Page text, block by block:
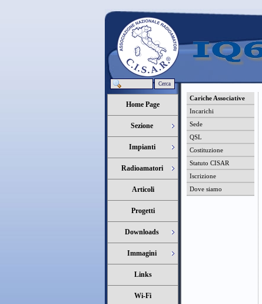
Cerca
Home Page
Sezione
Impianti
Radioamatori
Articoli
Progetti
Downloads
Immagini
Links
Wi-Fi
Cariche Associative
Incarichi
Sede
QSL
Costituzione
Statuto CISAR
Iscrizione
Dove siamo